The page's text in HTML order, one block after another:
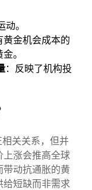
动。
黄金机会成本的
。
：反映了机构投
相关关系，但并
上涨会推高全球
带动抗通胀的黄
给短缺而非需求